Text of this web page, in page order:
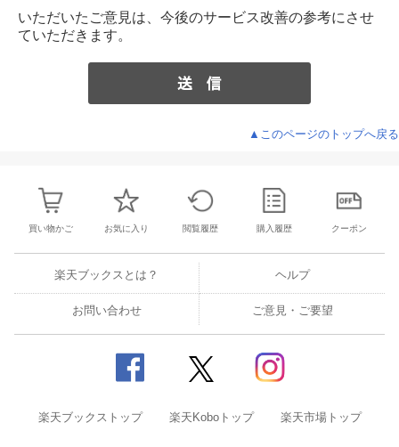
いただいたご意見は、今後のサービス改善の参考にさせ
ていただきます。
▲このページのトップへ戻る
買い物かご お気に入り 閲覧履歴 購入履歴 クーポン
楽天ブックスとは？ ヘルプ
お問い合わせ ご意見・ご要望
楽天ブックストップ 楽天Koboトップ 楽天市場トップ